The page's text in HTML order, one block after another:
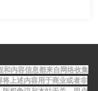
和内容信息都来自网络收集
上述内容用于商业或者非